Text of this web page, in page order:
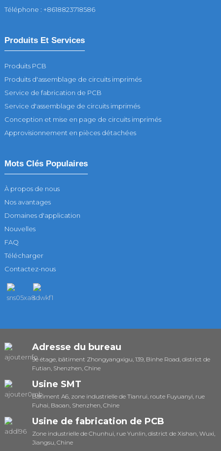
Téléphone : +8618823718586
Produits Et Services
Produits PCB
Produits d'assemblage de circuits imprimés
Service de fabrication de PCB
Service d'assemblage de circuits imprimés
Conception et mise en page de circuits imprimés
Approvisionnement en pièces détachées
Mots Clés Populaires
À propos de nous
Nos avantages
Domaines d'application
Nouvelles
FAQ
Télécharger
Contactez-nous
Adresse du bureau
9e étage, bâtiment Zhongyangxigu, 139, Binhe Road, district de
Futian, Shenzhen, Chine
Usine SMT
Bâtiment A6, zone industrielle de Tianrui, route Fuyuanyi, rue
Fuhai, Baoan, Shenzhen, Chine
Usine de fabrication de PCB
Zone industrielle de Chunhui, rue Yunlin, district de Xishan, Wuxi,
Jiangsu, Chine